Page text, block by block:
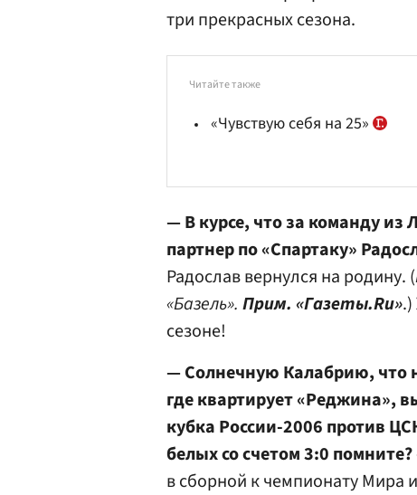
три прекрасных сезона.
Читайте также
«Чувствую себя на 25»
— В курсе, что за команду
партнер по «Спартаку»
Радослав вернулся на родину. (
«Базель». Прим. «Газеты.Ru»
сезоне!
— Солнечную Калабрию, что
где квартирует «Реджина»,
кубка России-2006 против
белых со счетом 3:0 помните?
в сборной к чемпионату Мира